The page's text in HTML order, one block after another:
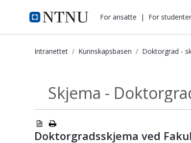
i.ntnu.no For ansatte | For studenter
Intranettet Kunnskapsbasen Doktorgrad -
Doktorgrad -...
Skjema -
Doktorgradsskjema ved